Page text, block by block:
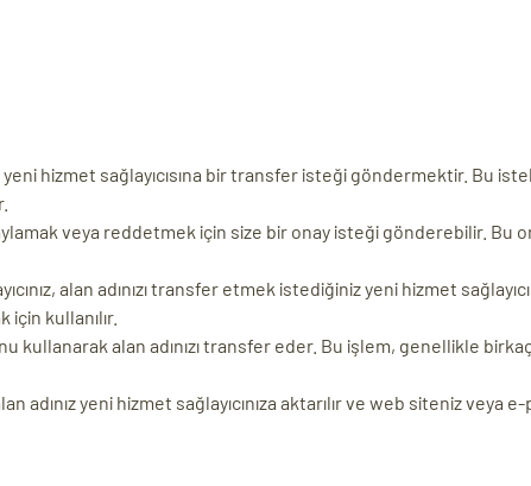
hizmet sağlayıcısına bir transfer isteği göndermektir. Bu
veya reddetmek için size bir onay isteği gönderebilir. Bu
alan adınızı transfer etmek istediğiniz yeni hizmet
kullanılır.
kullanarak alan adınızı transfer eder. Bu işlem, genellikle
adınız yeni hizmet sağlayıcınıza aktarılır ve web siteniz veya